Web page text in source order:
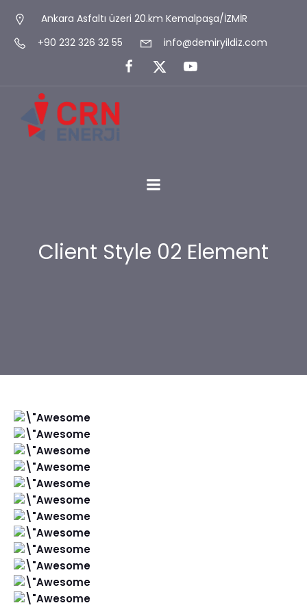
Ankara Asfaltı üzeri 20.km Kemalpaşa/İZMİR
+90 232 326 32 55
info@demiryildiz.com
Client Style 02 Element